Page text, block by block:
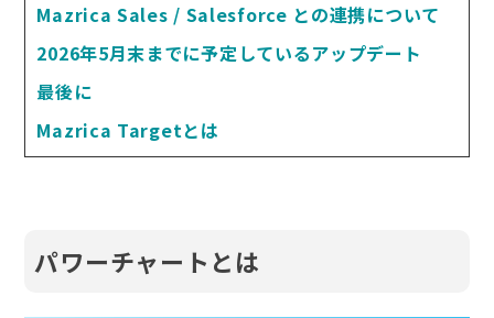
Mazrica Sales / Salesforce との連携について
2026年5月末までに予定しているアップデート
最後に
Mazrica Targetとは
パワーチャートとは